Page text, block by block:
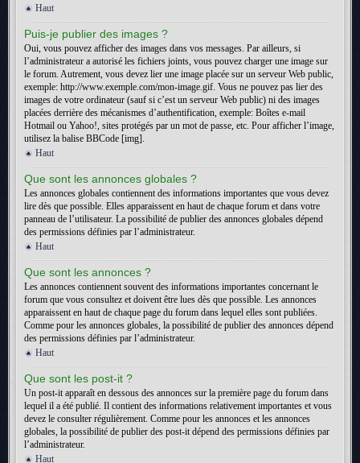
Haut
Puis-je publier des images ?
Oui, vous pouvez afficher des images dans vos messages. Par ailleurs, si
l’administrateur a autorisé les fichiers joints, vous pouvez charger une image sur
le forum. Autrement, vous devez lier une image placée sur un serveur Web public,
exemple: http://www.exemple.com/mon-image.gif. Vous ne pouvez pas lier des
images de votre ordinateur (sauf si c’est un serveur Web public) ni des images
placées derrière des mécanismes d’authentification, exemple: Boîtes e-mail
Hotmail ou Yahoo!, sites protégés par un mot de passe, etc. Pour afficher l’image,
utilisez la balise BBCode [img].
Haut
Que sont les annonces globales ?
Les annonces globales contiennent des informations importantes que vous devez
lire dès que possible. Elles apparaissent en haut de chaque forum et dans votre
panneau de l’utilisateur. La possibilité de publier des annonces globales dépend
des permissions définies par l’administrateur.
Haut
Que sont les annonces ?
Les annonces contiennent souvent des informations importantes concernant le
forum que vous consultez et doivent être lues dès que possible. Les annonces
apparaissent en haut de chaque page du forum dans lequel elles sont publiées.
Comme pour les annonces globales, la possibilité de publier des annonces dépend
des permissions définies par l’administrateur.
Haut
Que sont les post-it ?
Un post-it apparaît en dessous des annonces sur la première page du forum dans
lequel il a été publié. Il contient des informations relativement importantes et vous
devez le consulter régulièrement. Comme pour les annonces et les annonces
globales, la possibilité de publier des post-it dépend des permissions définies par
l’administrateur.
Haut